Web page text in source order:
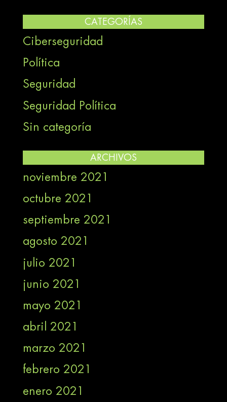
CATEGORÍAS
Ciberseguridad
Política
Seguridad
Seguridad Política
Sin categoría
ARCHIVOS
noviembre 2021
octubre 2021
septiembre 2021
agosto 2021
julio 2021
junio 2021
mayo 2021
abril 2021
marzo 2021
febrero 2021
enero 2021